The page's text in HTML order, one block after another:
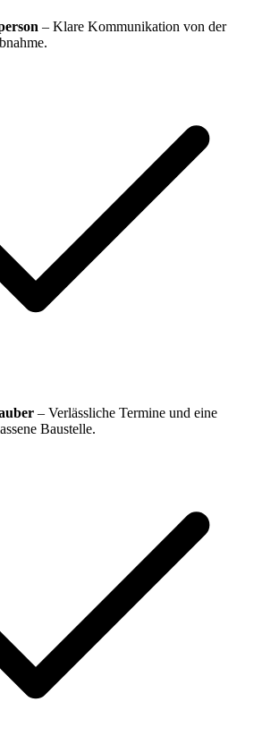
– Klare Kommunikation von der
– Verlässliche Termine und eine
Baustelle.